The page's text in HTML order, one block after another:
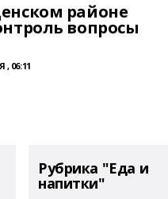
районе
вопросы
06:11
Рубрика "Еда и
напитки"